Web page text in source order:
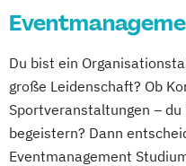
Du bist ein
große Leidenschaft? Ob
Sportveranstaltungen –
begeistern? Dann
Eventmanagement